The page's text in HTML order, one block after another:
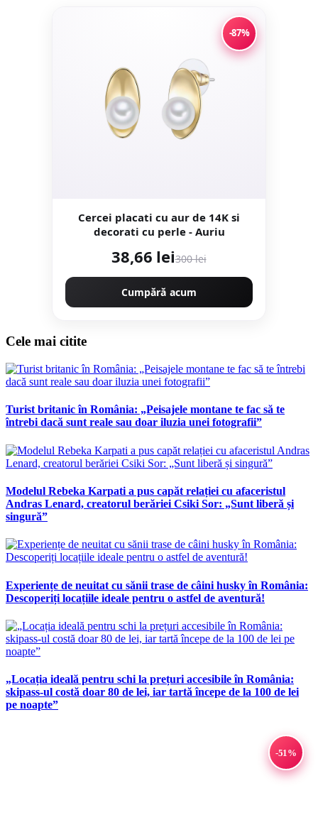
-87%
Cercei placati cu aur de 14K si
decorati cu perle - Auriu
38,66 lei300 lei
Cumpără acum
Cele mai citite
Turist britanic în România: „Peisajele montane te fac să te
întrebi dacă sunt reale sau doar iluzia unei fotografii”
Modelul Rebeka Karpati a pus capăt relației cu afaceristul
Andras Lenard, creatorul berăriei Csiki Sor: „Sunt liberă și
singură”
Experiențe de neuitat cu sănii trase de câini husky în România:
Descoperiți locațiile ideale pentru o astfel de aventură!
„Locația ideală pentru schi la prețuri accesibile în România:
skipass-ul costă doar 80 de lei, iar tartă începe de la 100 de lei
pe noapte”
-51%